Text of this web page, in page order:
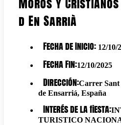
Moros y
d En Sarrià
Fecha de Inicio: 12/10/
Fecha Fin:12/10/2025
Dirección:Carrer Sant
de Ensarriá, España
Interés de la fiesta:
TURISTICO